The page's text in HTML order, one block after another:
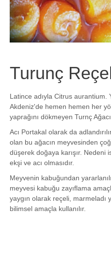
Turunç
Latince adıyla Citrus aurantium.
Akdeniz'de hemen hemen her
yaprağını dökmeyen Turnç
Acı Portakal olarak da
olan bu ağacın meyvesinden
düşerek doğaya karışır. Nedeni
ekşi ve acı olmasıdır.
Meyvenin kabuğundan
meyvesi kabuğu zayıflama
yaygın olarak reçeli, marmeladı
bilimsel amaçla kullanılır.